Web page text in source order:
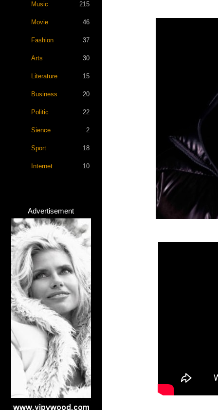
Music 215
Movie 46
Fashion 37
Arts 30
Literature 15
Business 20
Politic 22
Sience 2
Sport 18
Internet 10
Advertisement